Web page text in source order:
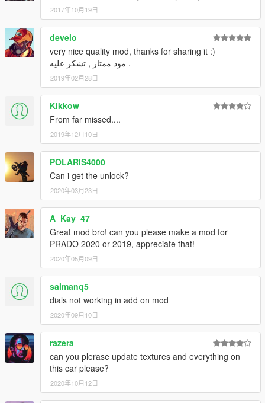
2017年10月19日
develo
very nice quality mod, thanks for sharing it :)
مود ممتاز , تشكر عليه .
2019年02月28日
Kikkow
From far missed....
2019年12月10日
POLARIS4000
Can i get the unlock?
2020年03月23日
A_Kay_47
Great mod bro! can you please make a mod for
PRADO 2020 or 2019, appreciate that!
2020年05月09日
salmanq5
dials not working in add on mod
2020年09月10日
razera
can you plerase update textures and everything on
this car please?
2020年10月12日